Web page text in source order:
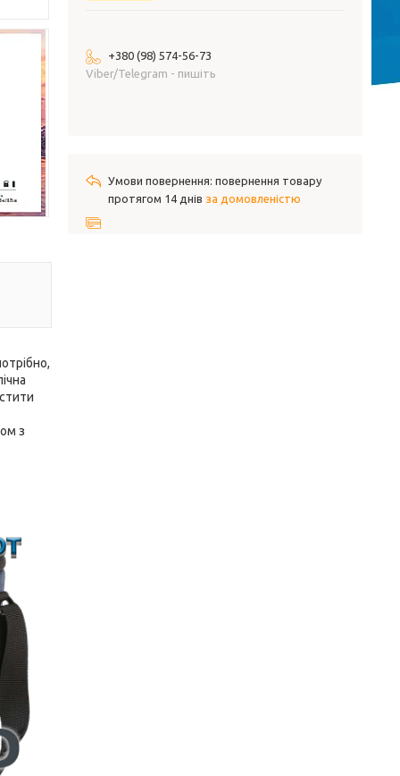
з
+380 (98) 574-56-73
Viber/Telegram - пишіть
повернення товару
протягом 14 днів за домовленістю